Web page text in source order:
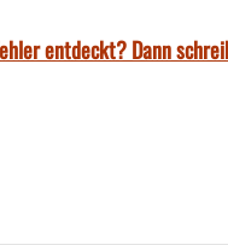
entdeckt? Dann